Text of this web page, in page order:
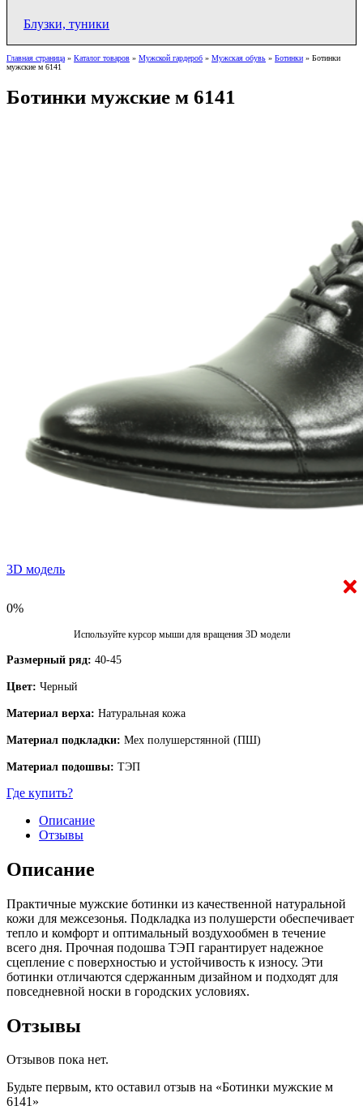
Блузки, туники
Главная страница» Каталог товаров » Мужской гардероб » Мужская обувь » Ботинки » Ботинки
мужские м 6141
Ботинки мужские м 6141
3D модель
0%
Используйте курсор мыши для вращения 3D модели
Размерный ряд: 40-45
Цвет: Черный
Материал верха: Натуральная кожа
Материал подкладки: Мех полушерстянной (ПШ)
Материал подошвы: ТЭП
Где купить?
Описание
Отзывы
Описание
Практичные мужские ботинки из качественной натуральной
кожи для межсезонья. Подкладка из полушерсти обеспечивает
тепло и комфорт и оптимальный воздухообмен в течение
всего дня. Прочная подошва ТЭП гарантирует надежное
сцепление с поверхностью и устойчивость к износу. Эти
ботинки отличаются сдержанным дизайном и подходят для
повседневной носки в городских условиях.
Отзывы
Отзывов пока нет.
Будьте первым, кто оставил отзыв на «Ботинки мужские м
6141»